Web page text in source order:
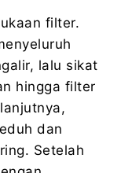
filter.
lalu sikat
hingga filter
dan
Setelah